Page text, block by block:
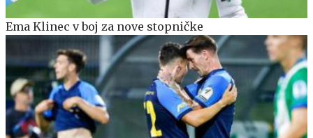
Ema Klinec v boj za nove stopničke